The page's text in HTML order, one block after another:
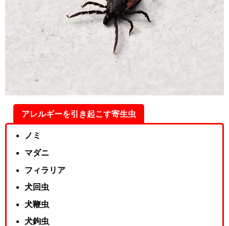
アレルギーを引き起こす寄生虫
ノミ
マダニ
フィラリア
犬回虫
犬鞭虫
犬鉤虫